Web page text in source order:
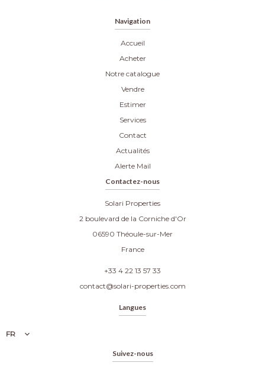
Navigation
Accueil
Acheter
Notre catalogue
Vendre
Estimer
Services
Contact
Actualités
Alerte Mail
Contactez-nous
Solari Properties
2 boulevard de la Corniche d'Or
06590 Théoule-sur-Mer
France
+33 4 22 13 57 33
contact@solari-properties.com
Langues
FR
Suivez-nous